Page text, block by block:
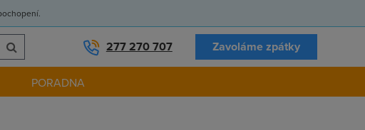
277 270 707 Zavoláme zpátky
PORADNA